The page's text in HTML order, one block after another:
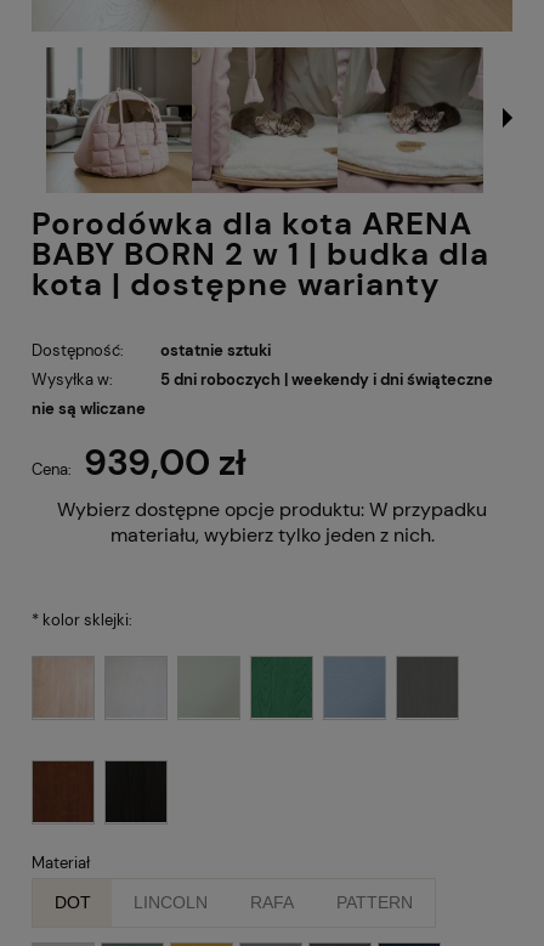
Porodówka dla kota ARENA
BABY BORN 2 w 1 | budka dla
kota | dostępne warianty
Dostępność:
ostatnie sztuki
Wysyłka w:
5 dni roboczych | weekendy i dni świąteczne
nie są wliczane
Cena: 939,00 zł
Wybierz dostępne opcje produktu:W przypadku
materiału, wybierz tylko jeden z nich.
* kolor sklejki:
Materiał
DOT LINCOLN RAFA PATTERN